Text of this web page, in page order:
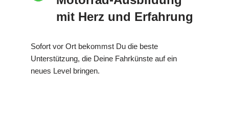
mit Herz und Erfahrung
Sofort vor Ort bekommst Du die beste
Unterstützung, die Deine Fahrkünste auf ein
neues Level bringen.